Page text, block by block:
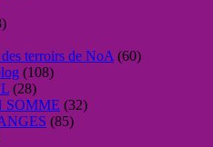
terroirs de NoA (60)
(108)
(28)
SOMME (32)
(85)